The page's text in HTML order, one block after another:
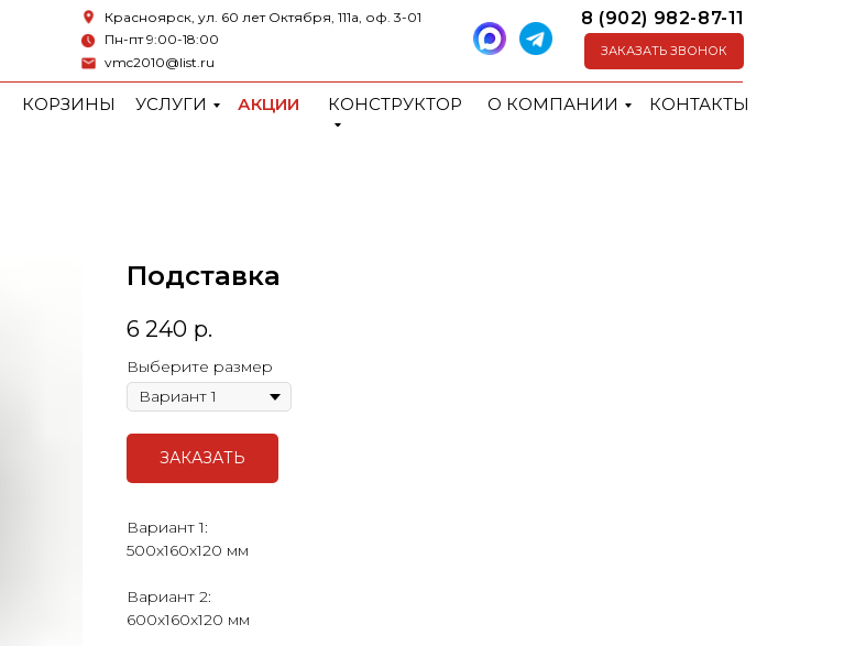
8 (902) 982-87-11
vmc2010@list.ru
ЗАКАЗАТЬ ЗВОНОК
Красноярск, ул. 60 лет Октября, 111а, оф. 3-01
Пн-пт 9:00-18:00
УСЛУГИ
КОРЗИНЫ КОНСТРУКТОР О КОМПАНИИ КОНТАКТЫ
АКЦИИ
Подставка
6 240 р.
Выберите размер
ЗАКАЗАТЬ
Вариант 1:
500х160х120 мм
Вариант 2:
600х160х120 мм